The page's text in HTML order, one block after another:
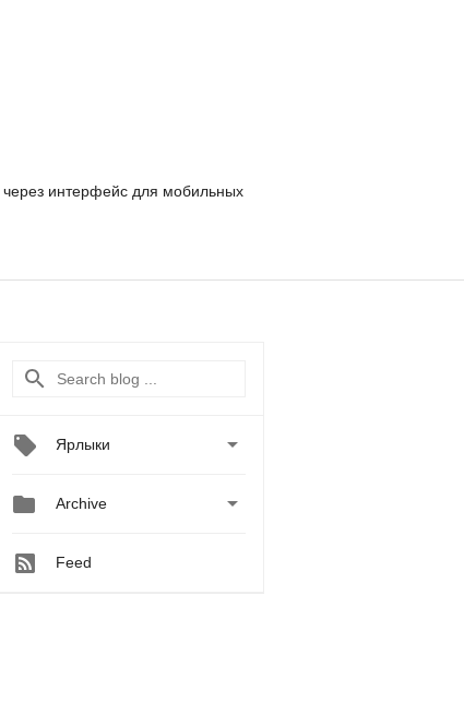
через интерфейс для мобильных
Ярлыки 
 Archive 
Feed